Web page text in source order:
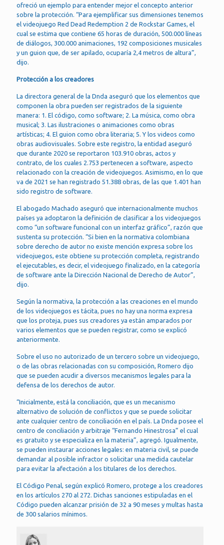
ofreció un ejemplo para entender mejor el concepto anterior
sobre la protección. “Para ejemplificar sus dimensiones tenemos
el videojuego Red Dead Redemption 2 de Rockstar Games, el
cual se estima que contiene 65 horas de duración, 500.000 líneas
de diálogos, 300.000 animaciones, 192 composiciones musicales
y un guion que, de ser apilado, ocuparía 2,4 metros de altura”,
dijo.
Protección a los creadores
La directora general de la Dnda aseguró que los elementos que
componen la obra pueden ser registrados de la siguiente
manera: 1. El código, como software; 2. La música, como obra
musical; 3. Las ilustraciones o animaciones como obras
artísticas; 4. El guion como obra literaria; 5. Y los videos como
obras audiovisuales. Sobre este registro, la entidad aseguró
que durante 2020 se reportaron 103.910 obras, actos y
contrato, de los cuales 2.753 pertenecen a software, aspecto
relacionado con la creación de videojuegos. Asimismo, en lo que
va de 2021 se han registrado 51.388 obras, de las que 1.401 han
sido registro de software.
El abogado Machado aseguró que internacionalmente muchos
países ya adoptaron la definición de clasificar a los videojuegos
como “un software funcional con un interfaz gráfico”, razón que
sustenta su protección. “Si bien en la normativa colombiana
sobre derecho de autor no existe mención expresa sobre los
videojuegos, este obtiene su protección completa, registrando
el ejecutables, es decir, el videojuego finalizado, en la categoría
de software ante la Dirección Nacional de Derecho de Autor”,
dijo.
Según la normativa, la protección a las creaciones en el mundo
de los videojuegos es tácita, pues no hay una norma expresa
que los proteja, pues sus creadores ya están amparados por
varios elementos que se pueden registrar, como se explicó
anteriormente.
Sobre el uso no autorizado de un tercero sobre un videojuego,
o de las obras relacionadas con su composición, Romero dijo
que se pueden acudir a diversos mecanismos legales para la
defensa de los derechos de autor.
“Inicialmente, está la conciliación, que es un mecanismo
alternativo de solución de conflictos y que se puede solicitar
ante cualquier centro de conciliación en el país. La Dnda posee el
centro de conciliación y arbitraje “Fernando Hinestrosa” el cual
es gratuito y se especializa en la materia”, agregó. Igualmente,
se pueden instaurar acciones legales: en materia civil, se puede
demandar al posible infractor o solicitar una medida cautelar
para evitar la afectación a los titulares de los derechos.
El Código Penal, según explicó Romero, protege a los creadores
en los artículos 270 al 272. Dichas sanciones estipuladas en el
Código pueden alcanzar prisión de 32 a 90 meses y multas hasta
de 300 salarios mínimos.